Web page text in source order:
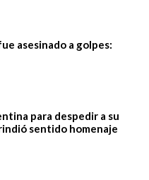
asesinado a golpes:
para despedir a su
sentido homenaje